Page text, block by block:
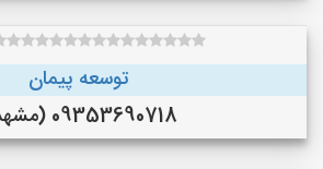
توسعه پیمان
09353690718 (مشهد )